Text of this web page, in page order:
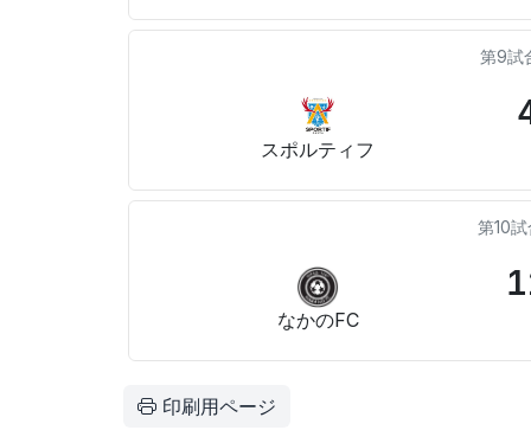
第9試
スポルティフ
第10
なかのFC
印刷用ページ